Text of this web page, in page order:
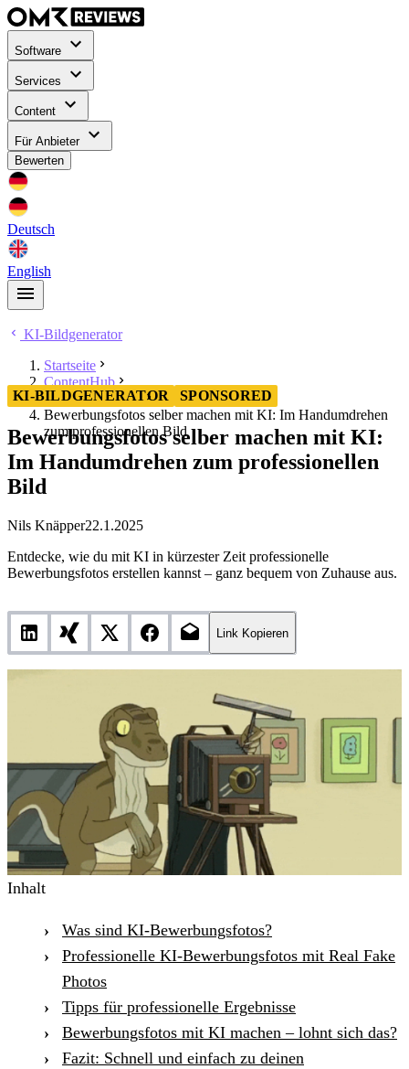
Software
Services
Content
Für Anbieter
Bewerten
Deutsch
English
KI-Bildgenerator
Startseite
ContentHub
KI-Bildgenerator
Bewerbungsfotos selber machen mit KI: Im Handumdrehen
zum professionellen Bild
KI-BILDGENERATOR SPONSORED
Bewerbungsfotos selber machen mit KI:
Im Handumdrehen zum professionellen
Bild
Nils Knäpper22.1.2025
Entdecke, wie du mit KI in kürzester Zeit professionelle
Bewerbungsfotos erstellen kannst – ganz bequem von Zuhause aus.
Link Kopieren
Inhalt
⁠Was sind KI-Bewerbungsfotos?
Professionelle KI-Bewerbungsfotos mit Real Fake
Photos
Tipps für professionelle Ergebnisse
Bewerbungsfotos mit KI machen – lohnt sich das?
Fazit: Schnell und einfach zu deinen